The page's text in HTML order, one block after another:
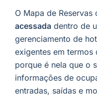
O Mapa de Reservas
acessada dentro de
gerenciamento de
exigentes em termos
porque é nela que o
informações de
entradas, saídas e